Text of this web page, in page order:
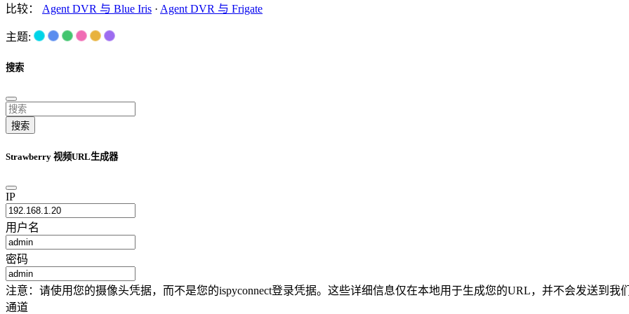
比较： Agent DVR 与 Blue Iris · Agent DVR 与 Frigate
主题:
搜索
搜索
Strawberry 视频URL生成器
IP
用户名
密码
注意：请使用您的摄像头凭据，而不是您的ispyconnect登录凭据。这些详细信息仅在本地用于生成您的URL，并不会发送到我
通道